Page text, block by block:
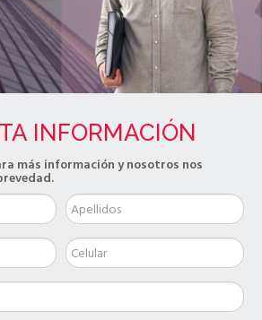
INFORMACIÓN
más información y nosotros nos